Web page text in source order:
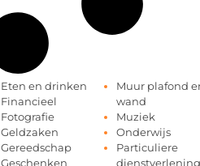
Eten en drinken
Financieel
Fotografie
Geldzaken
Gereedschap
Geschenken
Muur plafond
wand
Muziek
Onderwijs
Particuliere
dienstverlening